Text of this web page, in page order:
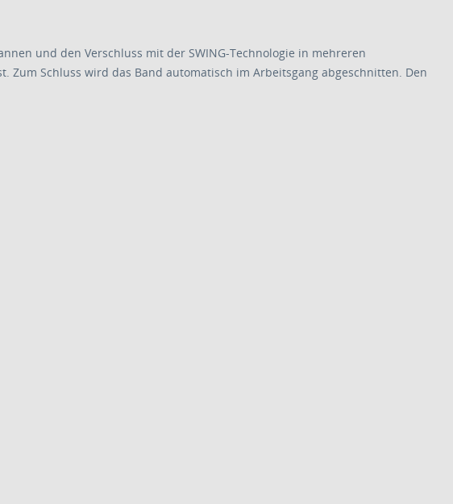
und den Verschluss mit der SWING-Technologie in mehreren
Schluss wird das Band automatisch im Arbeitsgang abgeschnitten. Den